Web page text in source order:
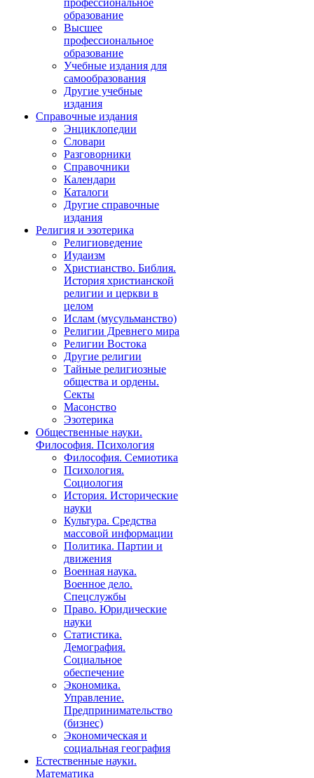
профессиональное
образование
Высшее
профессиональное
образование
Учебные издания для
самообразования
Другие учебные
издания
Справочные издания
Энциклопедии
Словари
Разговорники
Справочники
Календари
Каталоги
Другие справочные
издания
Религия и эзотерика
Религиоведение
Иудаизм
Христианство. Библия.
История христианской
религии и церкви в
целом
Ислам (мусульманство)
Религии Древнего мира
Религии Востока
Другие религии
Тайные религиозные
общества и ордены.
Секты
Масонство
Эзотерика
Общественные науки.
Философия. Психология
Философия. Семиотика
Психология.
Социология
История. Исторические
науки
Культура. Средства
массовой информации
Политика. Партии и
движения
Военная наука.
Военное дело.
Спецслужбы
Право. Юридические
науки
Статистика.
Демография.
Социальное
обеспечение
Экономика.
Управление.
Предпринимательство
(бизнес)
Экономическая и
социальная география
Естественные науки.
Математика